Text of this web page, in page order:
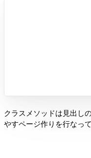
クラスメソッドは見出し
やすページ作りを行なって